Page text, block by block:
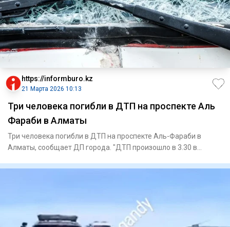
https://informburo.kz
21 Марта 2026 10:13
Три человека погибли в ДТП на проспекте Аль
Фараби в Алматы
Три человека погибли в ДТП на проспекте Аль-Фараби в
Алматы, сообщает ДП города. "ДТП произошло в 3.30 в